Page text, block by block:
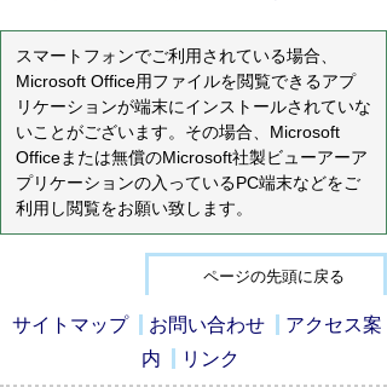
スマートフォンでご利用されている場合、
Microsoft Office用ファイルを閲覧できるアプ
リケーションが端末にインストールされていな
いことがございます。その場合、Microsoft
Officeまたは無償のMicrosoft社製ビューアーア
プリケーションの入っているPC端末などをご
利用し閲覧をお願い致します。
ページの先頭に戻る
サイトマップ お問い合わせ
アクセス案
内
リンク